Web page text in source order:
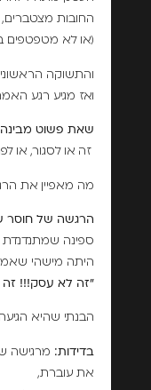
החובות
(או לא מטפטפים
והתשוקה
ואז מגיע רגע
שאת פשוט
זה או לסגור, או
מה מאפיין את
הרגשה של חוסר
ספינה שמתנדנדת
היתה מישהי
"זה לא עסק!!!
הבנתי שהיא
בדידות: מרגישה
את עוברת,